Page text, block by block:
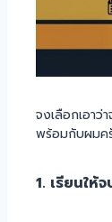
จงเลือกเอาว่
พร้อมกับผมค
1. เรียนใ